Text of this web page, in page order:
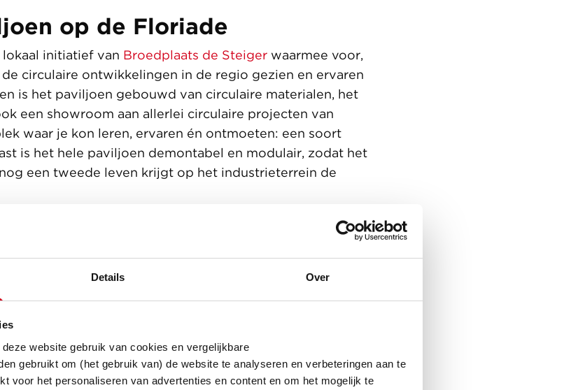
Details Over
website gebruik van cookies en vergelijkbare
gebruikt om (het gebruik van) de website te analyseren en verbeteringen aan te
voor het personaliseren van advertenties en content en om het mogelijk te
op de Floriade
initiatief van Broedplaats de Steiger waarmee voor,
circulaire ontwikkelingen in de regio gezien en ervaren
is het paviljoen gebouwd van circulaire materialen, het
een showroom aan allerlei circulaire projecten van
waar je kon leren, ervaren én ontmoeten: een soort
is het hele paviljoen demontabel en modulair, zodat het
nog een tweede leven krijgt op het industrieterrein de